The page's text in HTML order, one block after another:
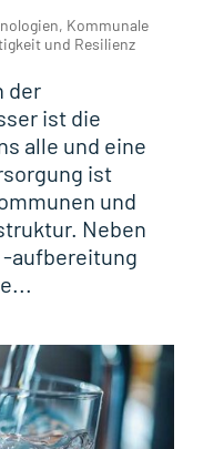
, Kommunale
und Resilienz
der
ist die
alle und eine
ist
und
Neben
-aufbereitung